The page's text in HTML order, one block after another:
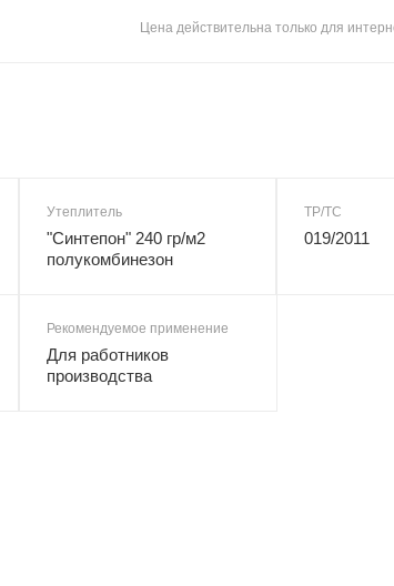
Цена действительна только для
Утеплитель
"Синтепон" 240 гр/м2
полукомбинезон
ТР/ТС
019/2011
Рекомендуемое применение
Для работников
производства